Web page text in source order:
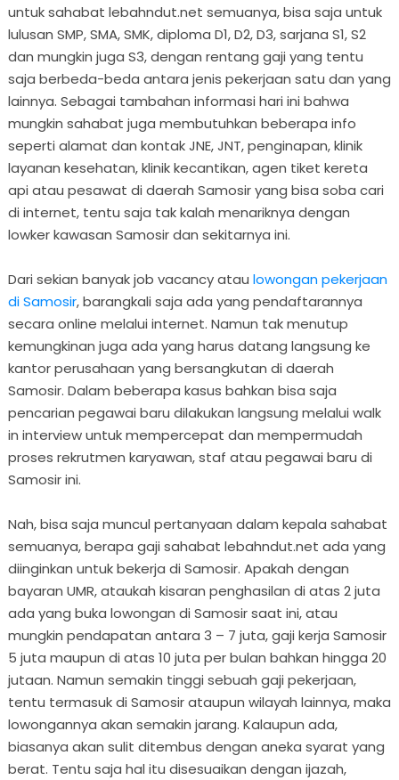
untuk sahabat lebahndut.net semuanya, bisa saja untuk
lulusan SMP, SMA, SMK, diploma D1, D2, D3, sarjana S1, S2
dan mungkin juga S3, dengan rentang gaji yang tentu
saja berbeda-beda antara jenis pekerjaan satu dan yang
lainnya. Sebagai tambahan informasi hari ini bahwa
mungkin sahabat juga membutuhkan beberapa info
seperti alamat dan kontak JNE, JNT, penginapan, klinik
layanan kesehatan, klinik kecantikan, agen tiket kereta
api atau pesawat di daerah Samosir yang bisa soba cari
di internet, tentu saja tak kalah menariknya dengan
lowker kawasan Samosir dan sekitarnya ini.
Dari sekian banyak job vacancy atau lowongan pekerjaan
di Samosir, barangkali saja ada yang pendaftarannya
secara online melalui internet. Namun tak menutup
kemungkinan juga ada yang harus datang langsung ke
kantor perusahaan yang bersangkutan di daerah
Samosir. Dalam beberapa kasus bahkan bisa saja
pencarian pegawai baru dilakukan langsung melalui walk
in interview untuk mempercepat dan mempermudah
proses rekrutmen karyawan, staf atau pegawai baru di
Samosir ini.
Nah, bisa saja muncul pertanyaan dalam kepala sahabat
semuanya, berapa gaji sahabat lebahndut.net ada yang
diinginkan untuk bekerja di Samosir. Apakah dengan
bayaran UMR, ataukah kisaran penghasilan di atas 2 juta
ada yang buka lowongan di Samosir saat ini, atau
mungkin pendapatan antara 3 – 7 juta, gaji kerja Samosir
5 juta maupun di atas 10 juta per bulan bahkan hingga 20
jutaan. Namun semakin tinggi sebuah gaji pekerjaan,
tentu termasuk di Samosir ataupun wilayah lainnya, maka
lowongannya akan semakin jarang. Kalaupun ada,
biasanya akan sulit ditembus dengan aneka syarat yang
berat. Tentu saja hal itu disesuaikan dengan ijazah,